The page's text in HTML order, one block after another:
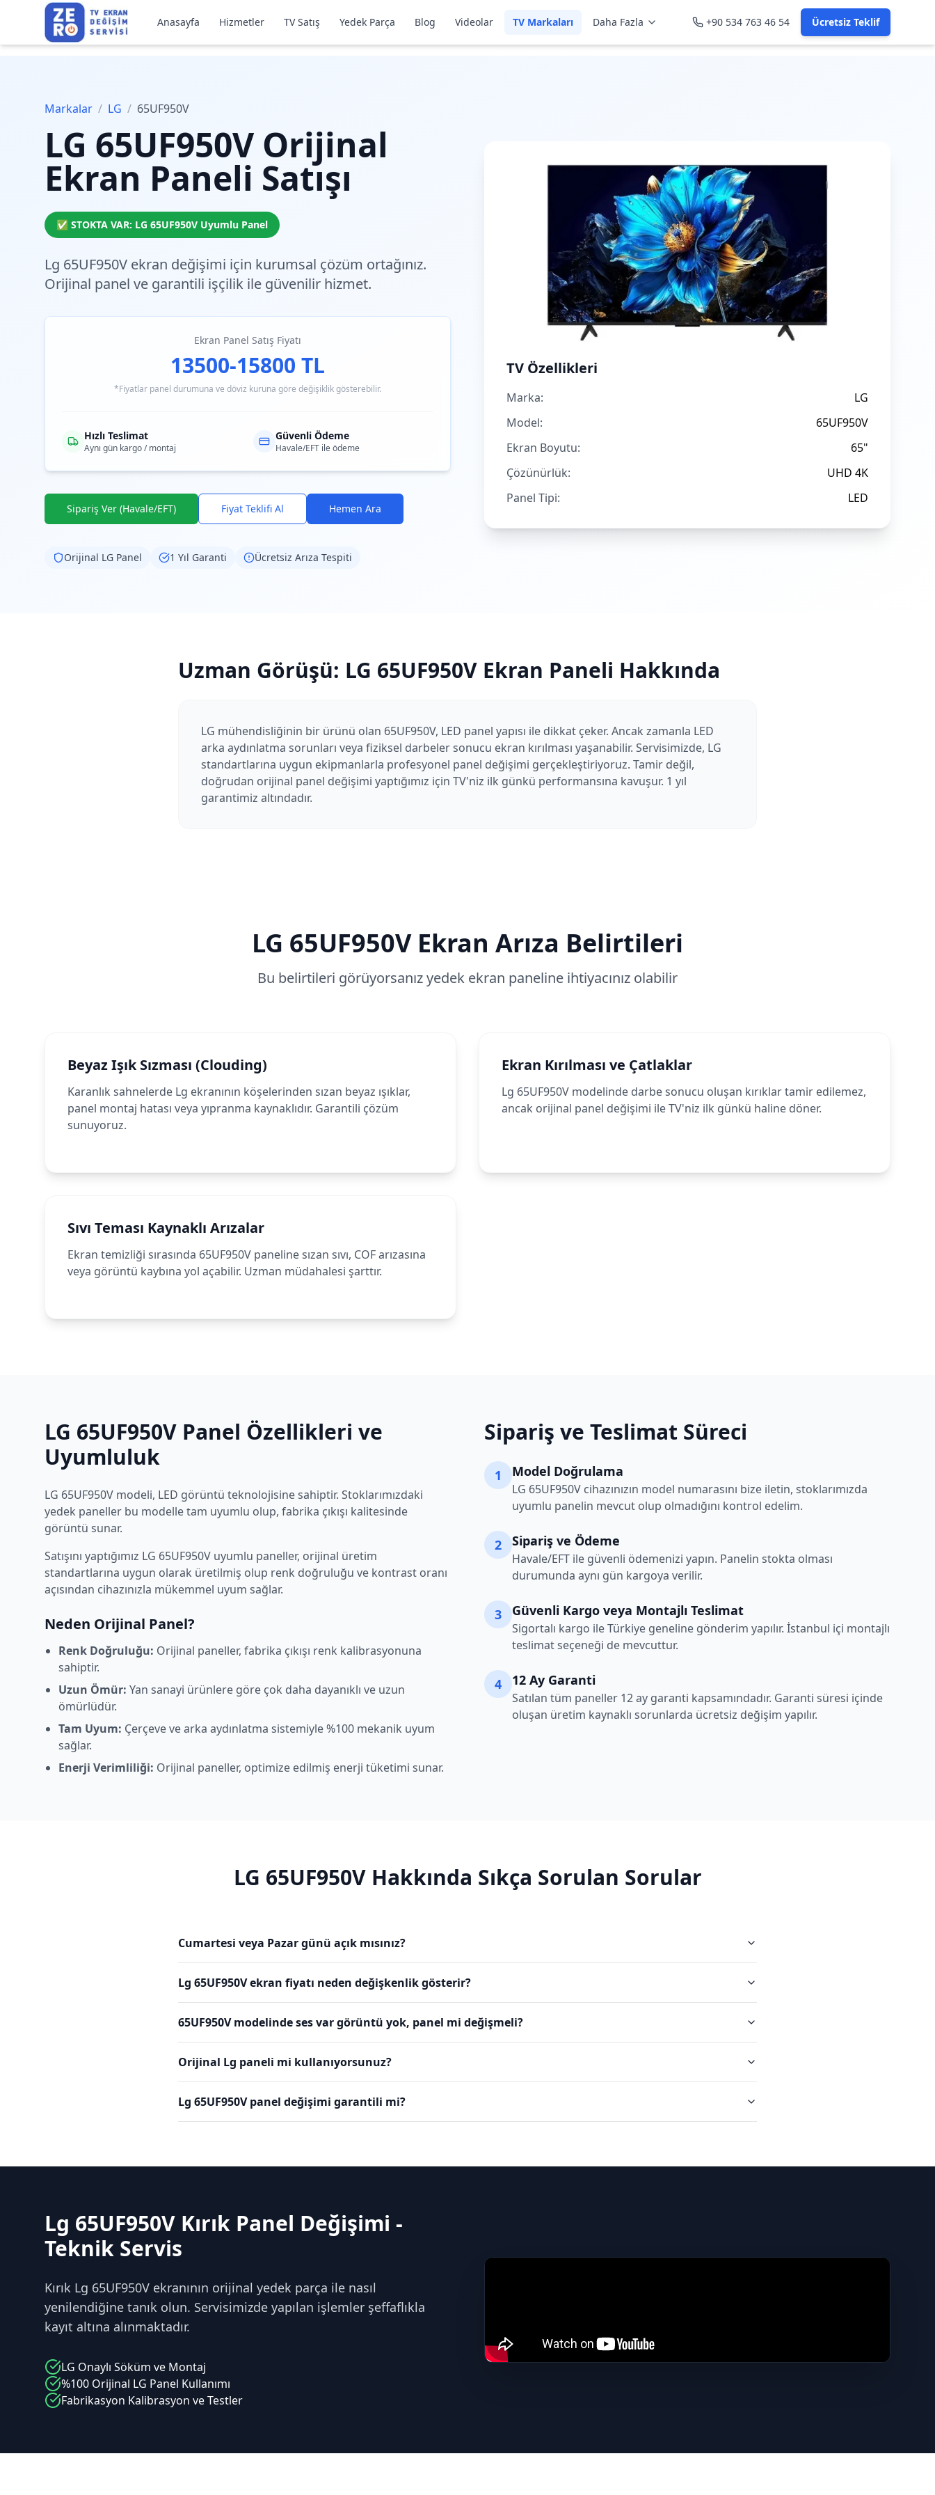
Anasayfa Hizmetler TV Satış Yedek Parça Blog Videolar TV Markaları Daha Fazla +90 534 763 46 54 Ücretsiz Teklif
Markalar / LG / 65UF950V
LG 65UF950V Orijinal
Ekran Paneli Satışı
✅ STOKTA VAR: LG 65UF950V Uyumlu Panel
Lg 65UF950V ekran değişimi için kurumsal çözüm ortağınız.
Orijinal panel ve garantili işçilik ile güvenilir hizmet.
Ekran Panel Satış Fiyatı
13500-15800 TL
*Fiyatlar panel durumuna ve döviz kuruna göre değişiklik gösterebilir.
Hızlı Teslimat
Aynı gün kargo / montaj
Güvenli Ödeme
Havale/EFT ile ödeme
Sipariş Ver (Havale/EFT) Fiyat Teklifi Al Hemen Ara
Orijinal LG Panel 1 Yıl Garanti Ücretsiz Arıza Tespiti
TV Özellikleri
Marka:
LG
Model:
65UF950V
Ekran Boyutu:
65"
Çözünürlük:
UHD 4K
Panel Tipi:
LED
Uzman Görüşü: LG 65UF950V Ekran Paneli Hakkında
LG mühendisliğinin bir ürünü olan 65UF950V, LED panel yapısı ile dikkat çeker. Ancak zamanla LED
arka aydınlatma sorunları veya fiziksel darbeler sonucu ekran kırılması yaşanabilir. Servisimizde, LG
standartlarına uygun ekipmanlarla profesyonel panel değişimi gerçekleştiriyoruz. Tamir değil,
doğrudan orijinal panel değişimi yaptığımız için TV'niz ilk günkü performansına kavuşur. 1 yıl
garantimiz altındadır.
LG 65UF950VEkran Arıza Belirtileri
Bu belirtileri görüyorsanız yedek ekran paneline ihtiyacınız olabilir
Beyaz Işık Sızması (Clouding)
Karanlık sahnelerde Lg ekranının köşelerinden sızan beyaz ışıklar,
panel montaj hatası veya yıpranma kaynaklıdır. Garantili çözüm
sunuyoruz.
Ekran Kırılması ve Çatlaklar
Lg 65UF950V modelinde darbe sonucu oluşan kırıklar tamir edilemez,
ancak orijinal panel değişimi ile TV'niz ilk günkü haline döner.
Sıvı Teması Kaynaklı Arızalar
Ekran temizliği sırasında 65UF950V paneline sızan sıvı, COF arızasına
veya görüntü kaybına yol açabilir. Uzman müdahalesi şarttır.
LG 65UF950V Panel Özellikleri ve
Uyumluluk
LG 65UF950V modeli, LED görüntü teknolojisine sahiptir. Stoklarımızdaki
yedek paneller bu modelle tam uyumlu olup, fabrika çıkışı kalitesinde
görüntü sunar.
Satışını yaptığımız LG 65UF950V uyumlu paneller, orijinal üretim
standartlarına uygun olarak üretilmiş olup renk doğruluğu ve kontrast oranı
açısından cihazınızla mükemmel uyum sağlar.
Neden Orijinal Panel?
Renk Doğruluğu: Orijinal paneller, fabrika çıkışı renk kalibrasyonuna
sahiptir.
Uzun Ömür: Yan sanayi ürünlere göre çok daha dayanıklı ve uzun
ömürlüdür.
Tam Uyum: Çerçeve ve arka aydınlatma sistemiyle %100 mekanik uyum
sağlar.
Enerji Verimliliği: Orijinal paneller, optimize edilmiş enerji tüketimi sunar.
Sipariş ve Teslimat Süreci
1 Model Doğrulama
LG 65UF950V cihazınızın model numarasını bize iletin, stoklarımızda
uyumlu panelin mevcut olup olmadığını kontrol edelim.
2 Sipariş ve Ödeme
Havale/EFT ile güvenli ödemenizi yapın. Panelin stokta olması
durumunda aynı gün kargoya verilir.
3 Güvenli Kargo veya Montajlı Teslimat
Sigortalı kargo ile Türkiye geneline gönderim yapılır. İstanbul içi montajlı
teslimat seçeneği de mevcuttur.
4 12 Ay Garanti
Satılan tüm paneller 12 ay garanti kapsamındadır. Garanti süresi içinde
oluşan üretim kaynaklı sorunlarda ücretsiz değişim yapılır.
LG 65UF950VHakkında Sıkça Sorulan Sorular
Cumartesi veya Pazar günü açık mısınız?
Lg 65UF950V ekran fiyatı neden değişkenlik gösterir?
65UF950V modelinde ses var görüntü yok, panel mi değişmeli?
Orijinal Lg paneli mi kullanıyorsunuz?
Lg 65UF950V panel değişimi garantili mi?
Lg 65UF950V Kırık Panel Değişimi -
Teknik Servis
Kırık Lg 65UF950V ekranının orijinal yedek parça ile nasıl
yenilendiğine tanık olun. Servisimizde yapılan işlemler şeffaflıkla
kayıt altına alınmaktadır.
LG Onaylı Söküm ve Montaj
%100 Orijinal LG Panel Kullanımı
Fabrikasyon Kalibrasyon ve Testler